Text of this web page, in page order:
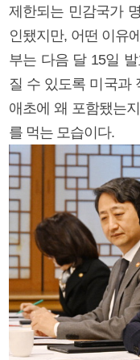
제한되는 민감국가
인됐지만, 어떤 이유
부는 다음 달 15일
질 수 있도록 미국과
애초에 왜 포함됐는
를 먹는 모습이다.